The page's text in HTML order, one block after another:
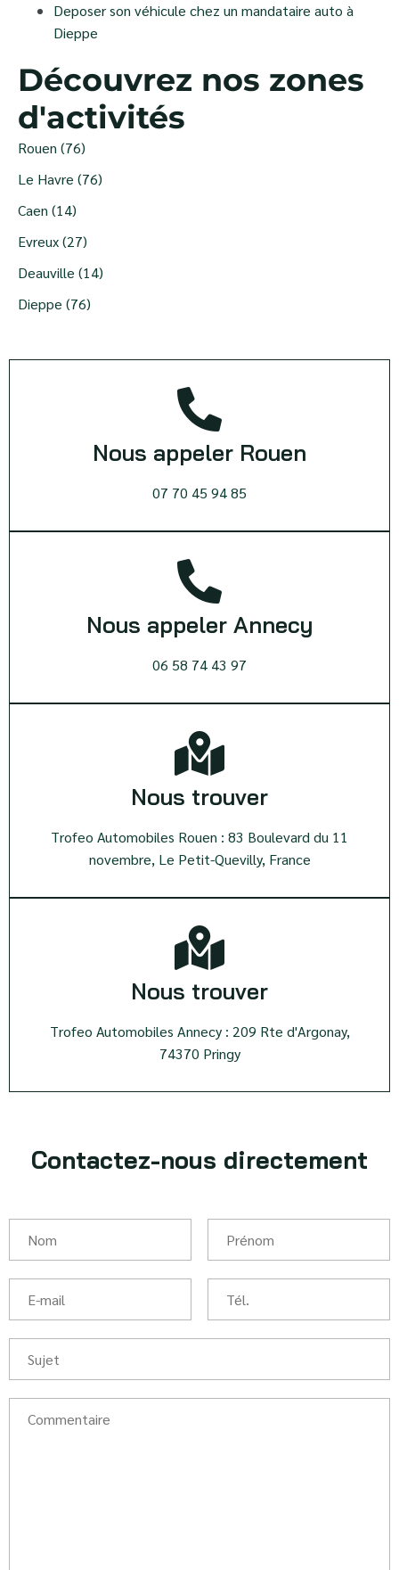
Deposer son véhicule chez un mandataire auto à
Dieppe
Découvrez nos zones
d'activités
Rouen (76)
Le Havre (76)
Caen (14)
Evreux (27)
Deauville (14)
Dieppe (76)
Nous appeler Rouen
07 70 45 94 85
Nous appeler Annecy
06 58 74 43 97
Nous trouver
Trofeo Automobiles Rouen : 83 Boulevard du 11
novembre, Le Petit-Quevilly, France
Nous trouver
Trofeo Automobiles Annecy : 209 Rte d'Argonay,
74370 Pringy
Contactez-nous directement